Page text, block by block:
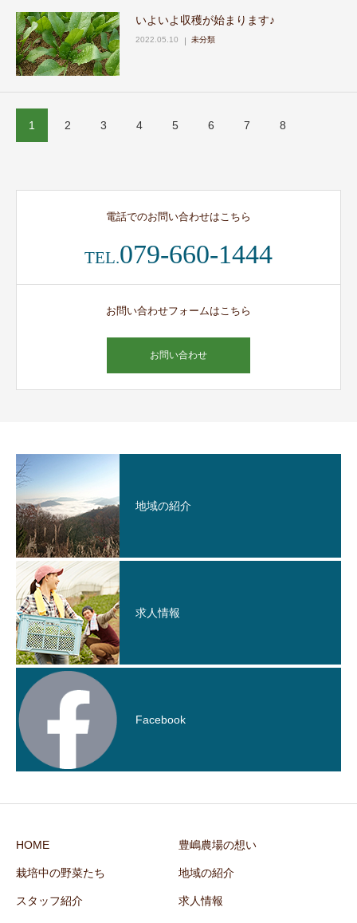
いよいよ収穫が始まります♪
2022.05.10 未分類
1 2 3 4 5 6 7 8
電話でのお問い合わせはこちら
TEL.079-660-1444
お問い合わせフォームはこちら
お問い合わせ
地域の紹介
求人情報
Facebook
HOME 豊嶋農場の想い
栽培中の野菜たち 地域の紹介
スタッフ紹介 求人情報